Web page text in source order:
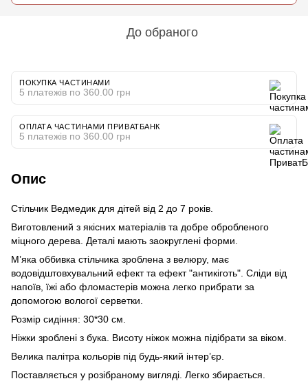
До обраного
ПОКУПКА ЧАСТИНАМИ
5 платежів по 360.00 грн
ОПЛАТА ЧАСТИНАМИ ПРИВАТБАНК
5 платежів по 360.00 грн
Опис
Стільчик Ведмедик для дітей від 2 до 7 років.
Виготовлений з якісних матеріалів та добре обробленого
міцного дерева. Деталі мають заокруглені форми.
М’яка оббивка стільчика зроблена з велюру, має
водовідштовхувальний ефект та ефект "антикіготь". Сліди від
напоїв, їжі або фломастерів можна легко прибрати за
допомогою вологої серветки.
Розмір сидіння: 30*30 см.
Ніжки зроблені з бука. Висоту ніжок можна підібрати за віком.
Велика палітра кольорів під будь-який інтер’єр.
Поставляється у розібраному вигляді. Легко збирається.